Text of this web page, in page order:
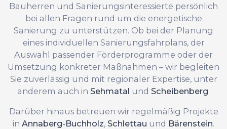
Bauherren und Sanierungsinteressierte persönlich
bei allen Fragen rund um die energetische
Sanierung zu unterstützen. Ob bei der Planung
eines individuellen Sanierungsfahrplans, der
Auswahl passender Förderprogramme oder der
Umsetzung konkreter Maßnahmen – wir begleiten
Sie zuverlässig und mit regionaler Expertise, unter
anderem auch in Sehmatal und Scheibenberg.
Darüber hinaus betreuen wir regelmäßig Projekte
in Annaberg-Buchholz, Schlettau und Bärenstein.